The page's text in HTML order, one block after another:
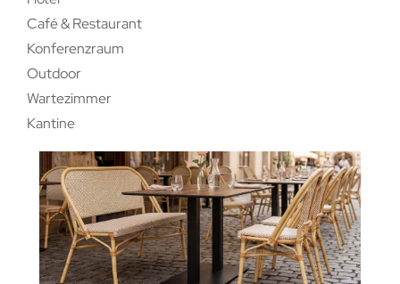
Café & Restaurant
Konferenzraum
Outdoor
Wartezimmer
Kantine